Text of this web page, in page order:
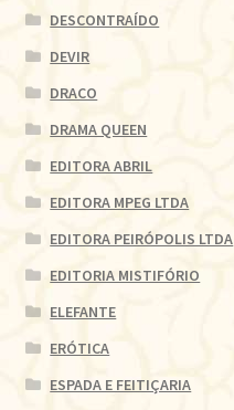
DESCONTRAÍDO
DEVIR
DRACO
DRAMA QUEEN
EDITORA ABRIL
EDITORA MPEG LTDA
EDITORA PEIRÓPOLIS LTDA
EDITORIA MISTIFÓRIO
ELEFANTE
ERÓTICA
ESPADA E FEITIÇARIA